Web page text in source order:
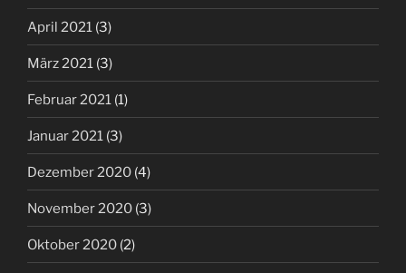
April 2021 (3)
März 2021 (3)
Februar 2021 (1)
Januar 2021 (3)
Dezember 2020 (4)
November 2020 (3)
Oktober 2020 (2)